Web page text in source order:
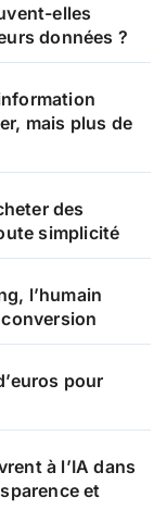
elles
données ?
mais plus de
des
simplicité
l’humain
pour
à l’IA dans
et